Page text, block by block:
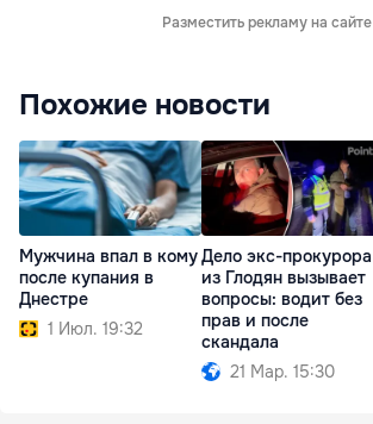
Разместить рекламу на сайте
Похожие новости
Мужчина впал в кому
после купания в
Днестре
1 Июл. 19:32
Дело экс-прокурора
из Глодян вызывает
вопросы: водит без
прав и после
скандала
21 Мар. 15:30